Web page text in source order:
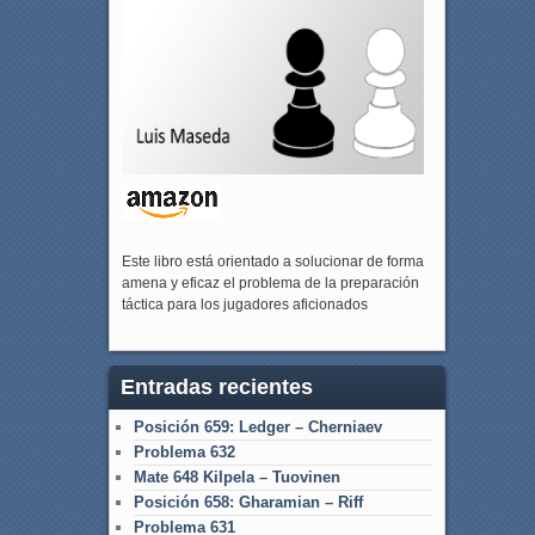
Este libro está orientado a solucionar de forma
amena y eficaz el problema de la preparación
táctica para los jugadores aficionados
Entradas recientes
Posición 659: Ledger – Cherniaev
Problema 632
Mate 648 Kilpela – Tuovinen
Posición 658: Gharamian – Riff
Problema 631